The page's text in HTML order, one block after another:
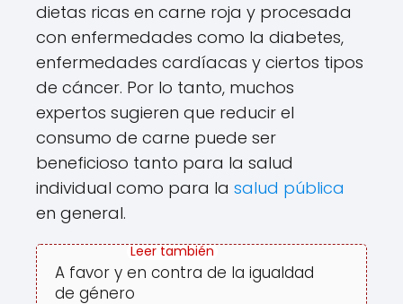
dietas ricas en carne roja y procesada
con enfermedades como la diabetes,
enfermedades cardíacas y ciertos tipos
de cáncer. Por lo tanto, muchos
expertos sugieren que reducir el
consumo de carne puede ser
beneficioso tanto para la salud
individual como para la salud pública
en general.
A favor y en contra de la igualdad
de género